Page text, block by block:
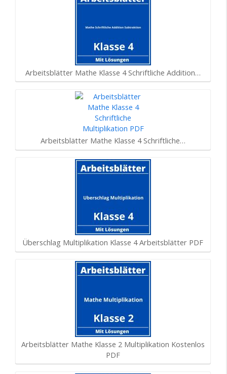
Arbeitsblätter Mathe Klasse 4 Schriftliche Addition…
Arbeitsblätter Mathe Klasse 4 Schriftliche…
Überschlag Multiplikation Klasse 4 Arbeitsblätter PDF
Arbeitsblätter Mathe Klasse 2 Multiplikation Kostenlos
PDF